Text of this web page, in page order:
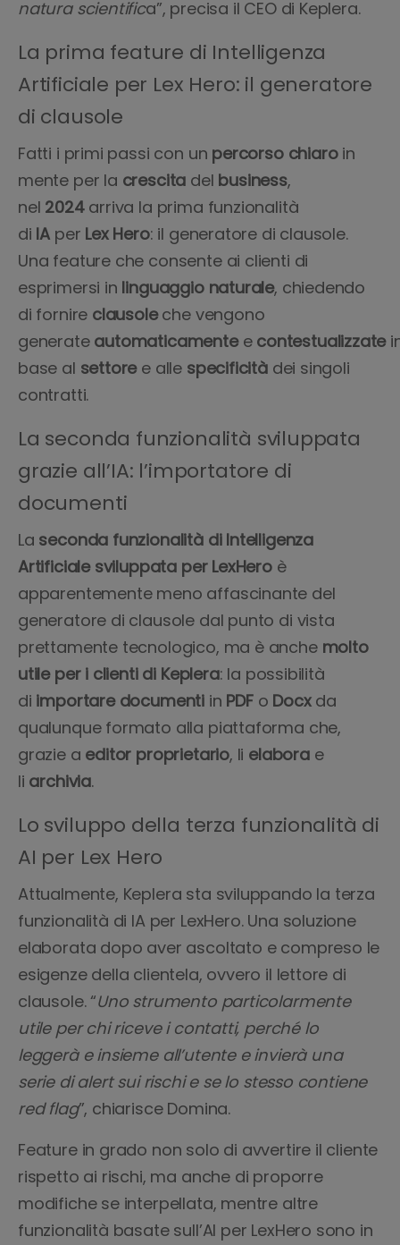
natura scientifica”, precisa il CEO di Keplera.
La prima feature di Intelligenza
Artificiale per Lex Hero: il generatore
di clausole
Fatti i primi passi con un percorso chiaroin
mente per la crescita del business,
nel 2024arriva la prima funzionalità
di IA per Lex Hero: il generatore di clausole.
Una feature che consente ai clienti di
esprimersi in linguaggio naturale, chiedendo
di fornire clausoleche vengono
generate automaticamentee contestualizzate
base al settoree alle specificitàdei singoli
contratti.
La seconda funzionalità sviluppata
grazie all’IA: l’importatore di
documenti
La seconda funzionalità di Intelligenza
Artificiale sviluppata per LexHeroè
apparentemente meno affascinante del
generatore di clausole dal punto di vista
prettamente tecnologico, ma è anche molto
utile per i clienti di Keplera: la possibilità
di importare documenti in PDFo Docxda
qualunque formato alla piattaforma che,
grazie a editor proprietario, li elaborae
li archivia.
Lo sviluppo della terza funzionalità di
AI per Lex Hero
Attualmente, Keplera sta sviluppando la terza
funzionalità di IA per LexHero. Una soluzione
elaborata dopo aver ascoltato e compreso le
esigenze della clientela, ovvero il lettore di
clausole. “Uno strumento particolarmente
utile per chi riceve i contatti, perché lo
leggerà e insieme all’utente e invierà una
serie di alert sui rischi e se lo stesso contiene
red flag”, chiarisce Domina.
Feature in grado non solo di avvertire il cliente
rispetto ai rischi, ma anche di proporre
modifiche se interpellata, mentre altre
funzionalità basate sull’AI per LexHero sono in